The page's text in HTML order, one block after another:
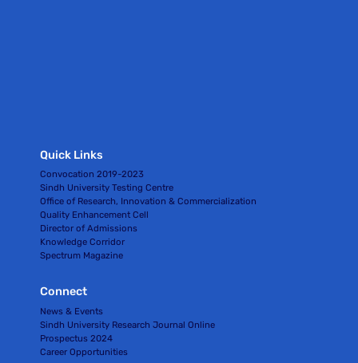
Quick Links
Convocation 2019-2023
Sindh University Testing Centre
Office of Research, Innovation & Commercialization
Quality Enhancement Cell
Director of Admissions
Knowledge Corridor
Spectrum Magazine
Connect
News & Events
Sindh University Research Journal Online
Prospectus 2024
Career Opportunities